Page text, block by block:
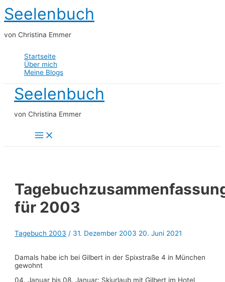
Zum
Inhalt
springen
Seelenbuch
von Christina Emmer
Startseite
Über mich
Meine Blogs
Seelenbuch
von Christina Emmer
Main
Menu
für 2003
Tagebuch 2003 / 31. Dezember 2003 20. Juni 2021
Damals habe ich bei Gilbert in der Spixstraße 4 in München
gewohnt
04. Januar bis 08. Januar: Skiurlaub mit Gilbert im Hotel